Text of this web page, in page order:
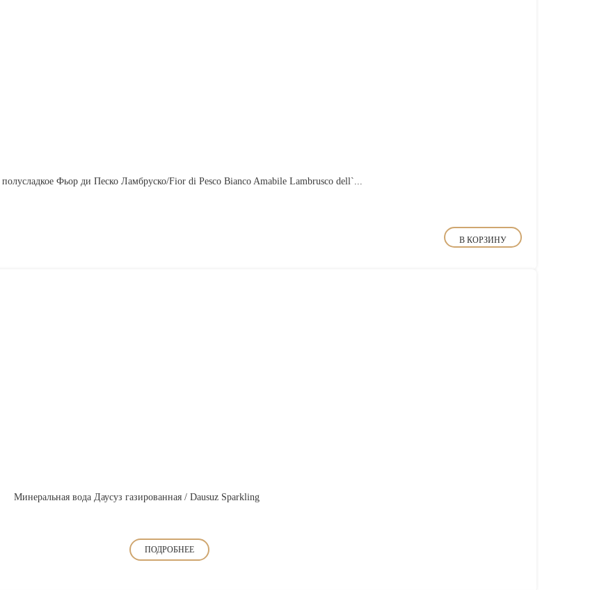
Фьор ди Песко Ламбруско/Fior di Pesco Bianco Amabile Lambrusco dell`...
В КОРЗИНУ
Минеральная вода Даусуз газированная / Dausuz Sparkling
ПОДРОБНЕЕ